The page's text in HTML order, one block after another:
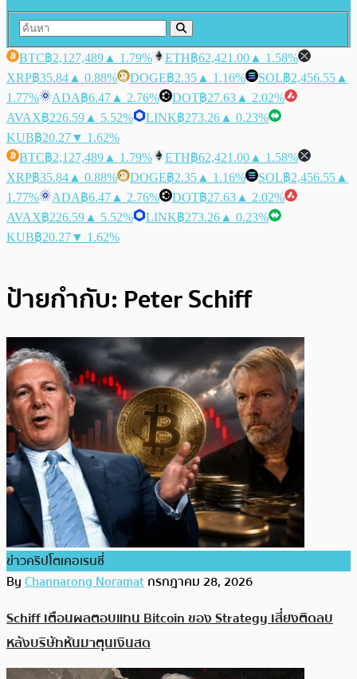
BTC฿2,127,489 ▲ 1.79% ETH฿62,421.00 ▲ 1.58%
XRP฿35.84 ▲ 0.88% DOGE฿2.35 ▲ 1.16% SOL฿2,456.55 ▲
1.77%
ADA฿6.47 ▲ 2.76% DOT฿27.63 ▲ 2.02%
AVAX฿226.59 ▲ 5.52% LINK฿273.26 ▲ 0.23%
KUB฿20.27▼ 1.62%
BTC฿2,127,489 ▲ 1.79% ETH฿62,421.00 ▲ 1.58%
XRP฿35.84 ▲ 0.88% DOGE฿2.35 ▲ 1.16% SOL฿2,456.55 ▲
1.77%
ADA฿6.47 ▲ 2.76% DOT฿27.63 ▲ 2.02%
AVAX฿226.59 ▲ 5.52% LINK฿273.26 ▲ 0.23%
KUB฿20.27▼ 1.62%
ป้ายกำกับ: Peter Schiff
ข่าวคริปโตเคอเรนซี่
ByChannarong Noramatกรกฎาคม 28, 2026
Schiff เตือนผลตอบแทน Bitcoin ของ Strategy เสี่ยงติดลบ
หลังบริษัทหันมาตุนเงินสด